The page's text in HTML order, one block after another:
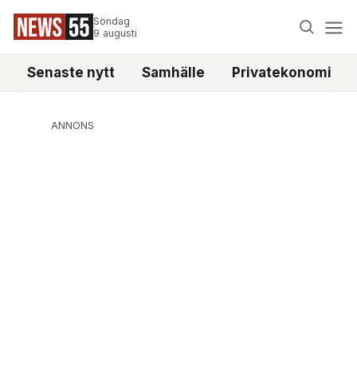
Söndag
9 augusti
Senaste nytt Samhälle Privatekonomi
ANNONS